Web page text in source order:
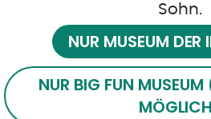
Sohn.
NUR MUSEUM DER
NUR BIG FUN